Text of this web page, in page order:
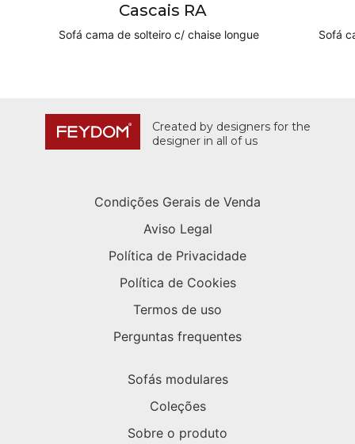
Cascais RA
Sofá cama de solteiro c/ chaise longue Sofá
Created by designers for the
designer in all of us
Condições Gerais de Venda
Aviso Legal
Política de Privacidade
Política de Cookies
Termos de uso
Perguntas frequentes
Sofás modulares
Coleções
Sobre o produto